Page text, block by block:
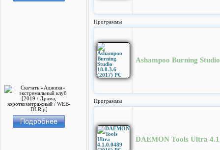
Программы
Ashampoo Burning
Программы
DAEMON Tools Ultra